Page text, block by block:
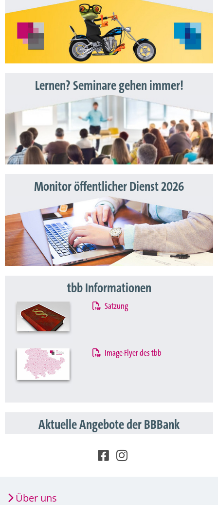
Lernen? Seminare gehen immer!
Monitor öffentlicher Dienst 2026
tbb Informationen
Satzung
Image-Flyer des tbb
Aktuelle Angebote der BBBank
Über uns